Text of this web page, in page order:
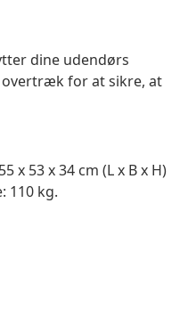
dine udendørs
for at sikre, at
x 53 x 34 cm (L x B x H)
110 kg.